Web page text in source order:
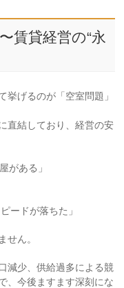
賃貸経営の“永
挙げるのが「空室問題」
直結しており、経営の安
がある」
ードが落ちた」
せん。
減少、供給過多による競
、今後ますます深刻にな